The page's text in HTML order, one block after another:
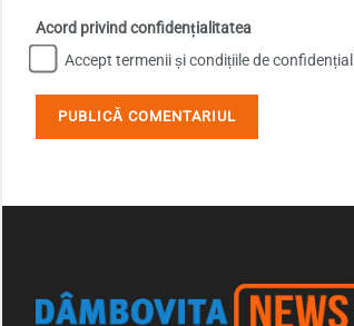
Acord privind confidențialitatea
Accept termenii și condițiile de